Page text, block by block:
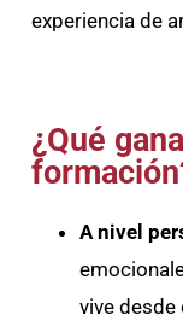
experiencia de
¿Qué
A nivel
vive desde